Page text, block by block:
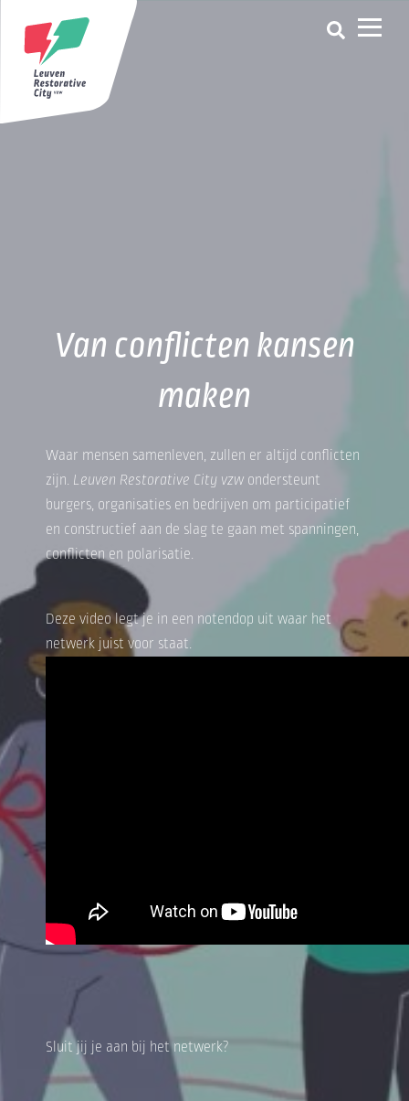
Van conflicten kansen
maken
Waar mensen samenleven, zullen er altijd conflicten
zijn. Leuven Restorative City vzw ondersteunt
burgers, organisaties en bedrijven om participatief
en constructief aan de slag te gaan met spanningen,
conflicten en polarisatie.
Deze video legt je in een notendop uit waar het
netwerk juist voor staat.
Sluit jij je aan bij het netwerk?